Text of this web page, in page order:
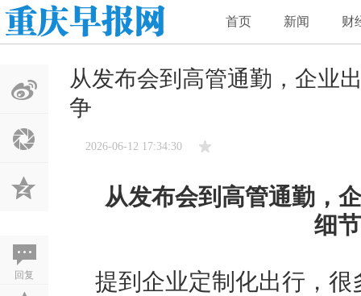
首页 新闻 财
回复
从发布会到高管通勤，企业
争
2026-06-12 17:34:30
从发布会到高管通勤，
细
提到企业定制化出行，